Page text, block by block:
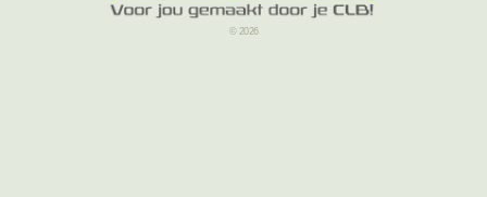
© 2026